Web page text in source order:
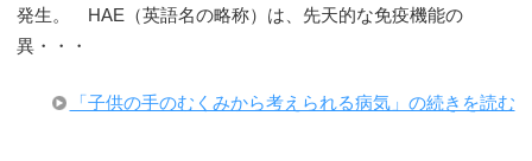
発生。 HAE（英語名の略称）は、先天的な免疫機能の
異・・・
「子供の手のむくみから考えられる病気」の続きを読む